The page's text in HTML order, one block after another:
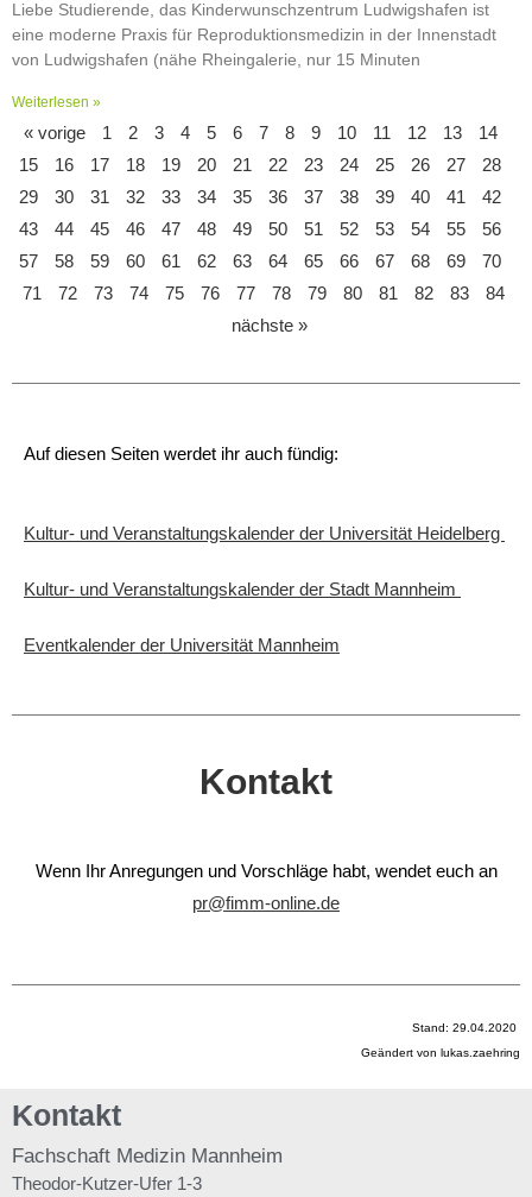
Liebe Studierende, das Kinderwunschzentrum Ludwigshafen ist
eine moderne Praxis für Reproduktionsmedizin in der Innenstadt
von Ludwigshafen (nähe Rheingalerie, nur 15 Minuten
Weiterlesen »
« vorige 1 2 3 4 5 6 7 8 9 10 11 12 13
14
15
16 17 18 19 20 21 22 23 24 25 26 27
28
29
30 31 32 33 34 35 36 37 38 39 40 41
42
43
44 45 46 47 48 49 50 51 52 53 54 55
56
57
58 59 60 61 62 63 64 65 66 67 68 69
70
71
72 73 74 75 76 77 78 79 80 81 82 83
84
nächste »
Auf diesen Seiten werdet ihr auch fündig:
Kultur- und Veranstaltungskalender der Universität Heidelberg
Kultur- und Veranstaltungskalender der Stadt Mannheim
Eventkalender der Universität Mannheim
Kontakt
Wenn Ihr Anregungen und Vorschläge habt, wendet euch an
pr@fimm-online.de
Stand: 29.04.2020
Geändert von lukas.zaehring
Kontakt
Fachschaft Medizin Mannheim
Theodor-Kutzer-Ufer 1-3